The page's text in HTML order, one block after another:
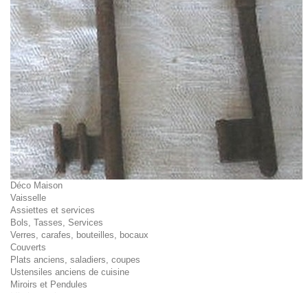
Déco Maison
Vaisselle
Assiettes et services
Bols, Tasses, Services
Verres, carafes, bouteilles, bocaux
Couverts
Plats anciens, saladiers, coupes
Ustensiles anciens de cuisine
Miroirs et Pendules